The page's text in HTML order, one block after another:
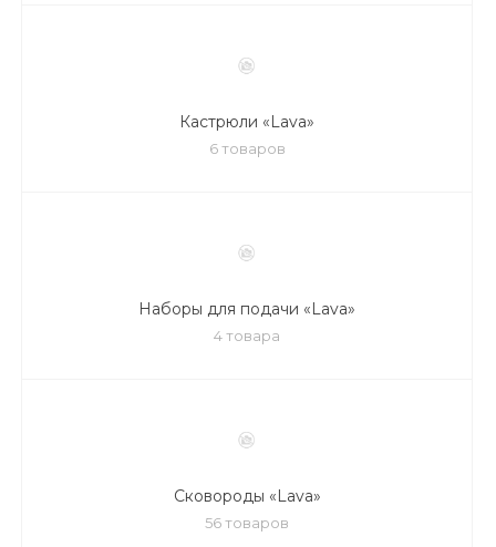
Кастрюли «Lava»
6 товаров
Наборы для подачи «Lava»
4 товара
Сковороды «Lava»
56 товаров